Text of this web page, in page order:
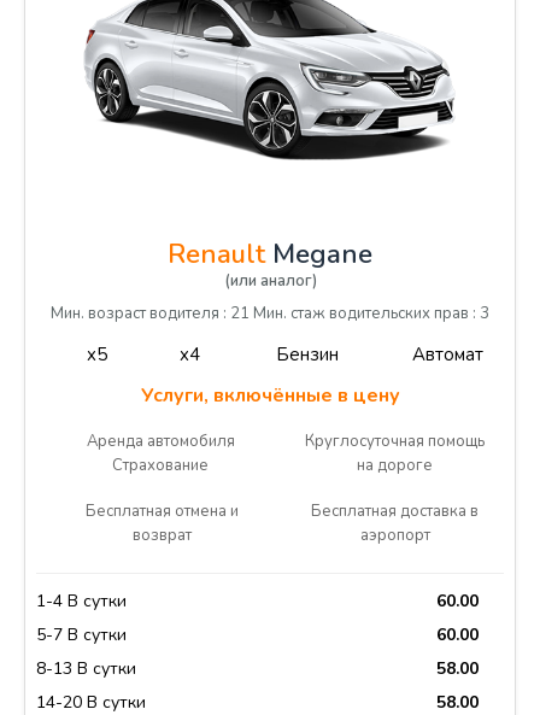
RenaultMegane
(или аналог)
Мин. возраст водителя : 21 Мин. стаж водительских прав : 3
x5 x4 Бензин Автомат
Услуги, включённые в цену
Аренда автомобиля
Страхование
Круглосуточная помощь
на дороге
Бесплатная отмена и
возврат
Бесплатная доставка в
аэропорт
1-4 В сутки
60.00
5-7 В сутки
60.00
8-13 В сутки
58.00
14-20 В сутки
58.00